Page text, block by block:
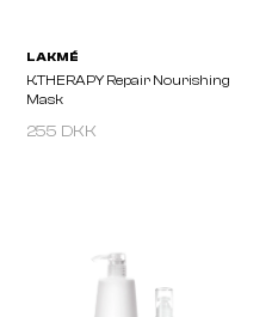
255 DKK